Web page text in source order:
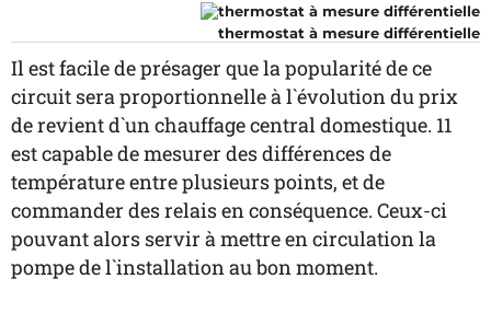
thermostat à mesure différentielle
Il est facile de présager que la popularité de ce
circuit sera proportionnelle à l`évolution du prix
de revient d`un chauffage central domestique. 11
est capable de mesurer des différences de
température entre plusieurs points, et de
commander des relais en conséquence. Ceux-ci
pouvant alors servir à mettre en circulation la
pompe de l`installation au bon moment.